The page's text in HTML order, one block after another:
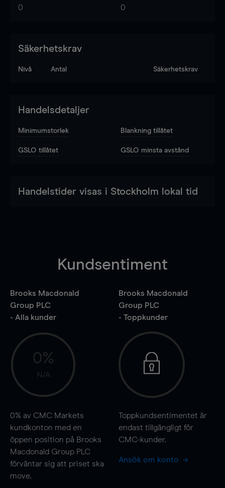
0 0
Säkerhetskrav
Nivå Antal Säkerhetskrav
Handelsdetaljer
Minimumstorlek Blankning tillåtet
GSLO tillåtet GSLO minsta avstånd
Handelstider visas i Stockholm lokal tid
Kundsentiment
Brooks Macdonald
Group PLC
- Alla kunder
0%
N/A
0% av CMC Markets
kundkonton med en
öppen position på Brooks
Macdonald Group PLC
förväntar sig att priset ska
move.
Brooks Macdonald
Group PLC
- Toppkunder
Toppkundsentimentet är
endast tillgängligt för
CMC-kunder.
Ansök om konto